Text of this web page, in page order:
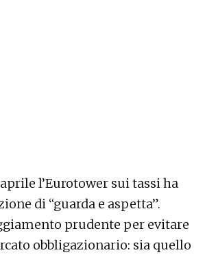
l’Eurotower sui tassi ha
di “guarda e aspetta”.
prudente per evitare
obbligazionario: sia quello